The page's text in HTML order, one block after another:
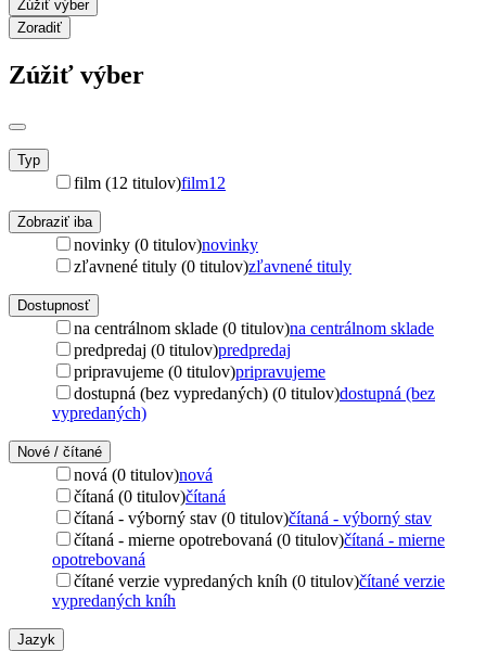
Zúžiť výber
Zoradiť
Zúžiť výber
Typ
film (12 titulov)film12
Zobraziť iba
novinky (0 titulov)novinky
zľavnené tituly (0 titulov)zľavnené tituly
Dostupnosť
na centrálnom sklade (0 titulov)na centrálnom sklade
predpredaj (0 titulov)predpredaj
pripravujeme (0 titulov)pripravujeme
dostupná (bez vypredaných) (0 titulov)dostupná (bez
vypredaných)
Nové / čítané
nová (0 titulov)nová
čítaná (0 titulov)čítaná
čítaná - výborný stav (0 titulov)čítaná - výborný stav
čítaná - mierne opotrebovaná (0 titulov)čítaná - mierne
opotrebovaná
čítané verzie vypredaných kníh (0 titulov)čítané verzie
vypredaných kníh
Jazyk